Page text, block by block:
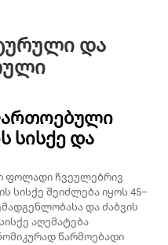
და
სისქე და
ფოლადი ჩვეულებრივ
სისქე შეიძლება იყოს 45–
და ძაბვის
აღემატება
წარმოებადი